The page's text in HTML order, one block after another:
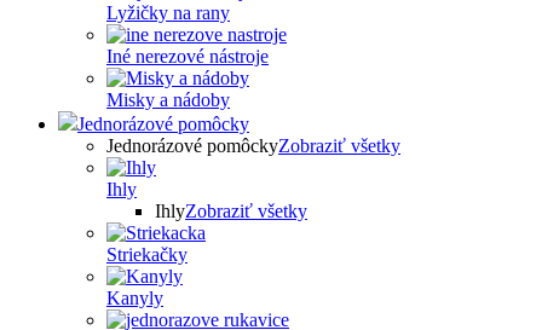
Lyžičky na rany
Iné nerezové nástroje
Misky a nádoby
Jednorázové pomôcky
Jednorázové pomôckyZobraziť všetky
Ihly
IhlyZobraziť všetky
Striekačky
Kanyly